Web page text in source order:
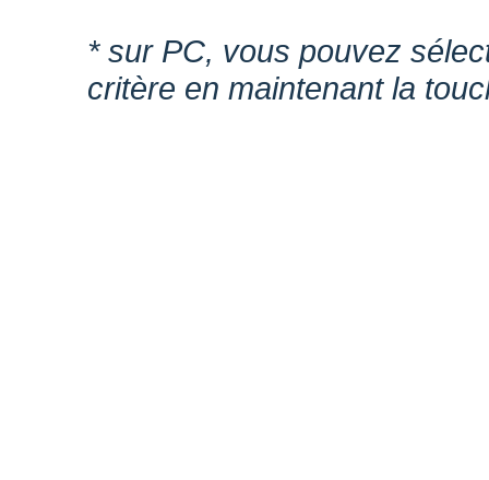
* sur PC, vous pouvez
critère en maintenant la